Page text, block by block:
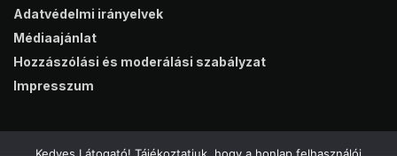
Adatvédelmi irányelvek
Médiaajánlat
Hozzászólási és moderálási szabályzat
Impresszum